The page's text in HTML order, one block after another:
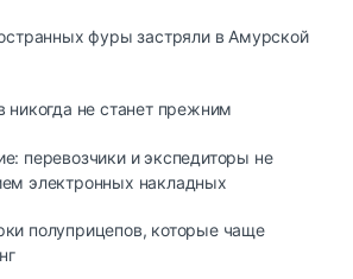
фуры застряли в Амурской
никогда не станет прежним
перевозчики и экспедиторы не
электронных накладных
полуприцепов, которые чаще